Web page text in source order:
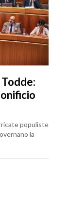
populiste
la